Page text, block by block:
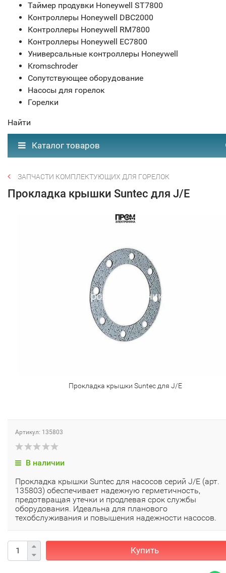
Таймер продувки Honeywell ST7800
Контроллеры Honeywell DBC2000
Контроллеры Honeywell RM7800
Контроллеры Honeywell EC7800
Универсальные контроллеры Honeywell
Kromschroder
Сопутствующее оборудование
Насосы для горелок
Горелки
Найти
Каталог товаров
ЗАПЧАСТИ КОМПЛЕКТУЮЩИХ ДЛЯ ГОРЕЛОК
Прокладка крышки Suntec для J/E
Прокладка крышки Suntec для J/E
Артикул: 135803
В наличии
Прокладка крышки Suntec для насосов серий J/E (арт.
135803) обеспечивает надежную герметичность,
предотвращая утечки и продлевая срок службы
оборудования. Идеальна для планового
техобслуживания и повышения надежности насосов.
Купить